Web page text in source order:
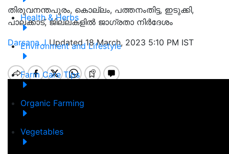
Health & Herbs
Environment and Lifestyle
Farm Care Tips
Organic Farming
Vegetables
തിരുവനന്തപുരം, കൊല്ലം, പത്തനംതിട്ട, ഇടുക്കി,
പാലക്കാട്, ജില്ലകളിൽ ജാഗ്രതാ നിർദേശം
Darsana JUpdated 18 March, 2023 5:10 PM IST